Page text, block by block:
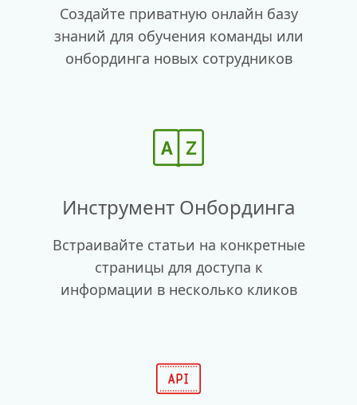
Создайте приватную онлайн базу
знаний для обучения команды или
онбординга новых сотрудников
Инструмент Онбординга
Встраивайте статьи на конкретные
страницы для доступа к
информации в несколько кликов